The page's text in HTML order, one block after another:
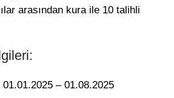
arasından kura ile 10 talihli
01.01.2025 – 01.08.2025